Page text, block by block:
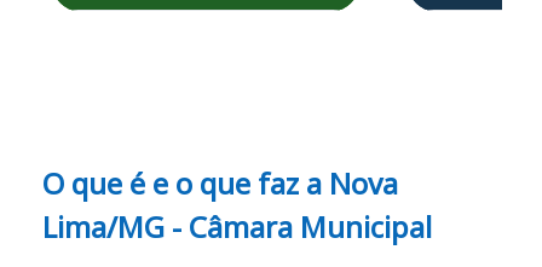
O que é e o que faz a Nova
Lima/MG - Câmara Municipal